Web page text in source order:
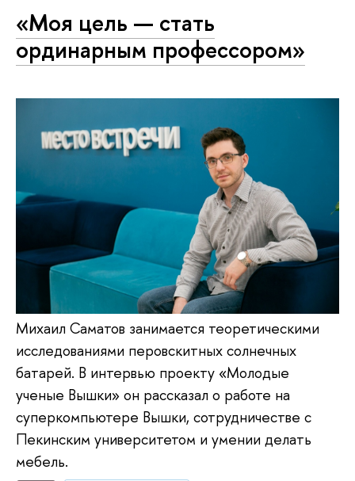
«Моя цель — стать
ординарным профессором»
Михаил Саматов занимается теоретическими
исследованиями перовскитных солнечных
батарей. В интервью проекту «Молодые
ученые Вышки» он рассказал о работе на
суперкомпьютере Вышки, сотрудничестве с
Пекинским университетом и умении делать
мебель.